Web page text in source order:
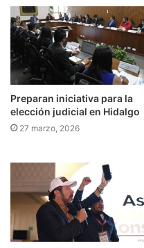
Preparan iniciativa para la
elección judicial en Hidalgo
27 marzo, 2026